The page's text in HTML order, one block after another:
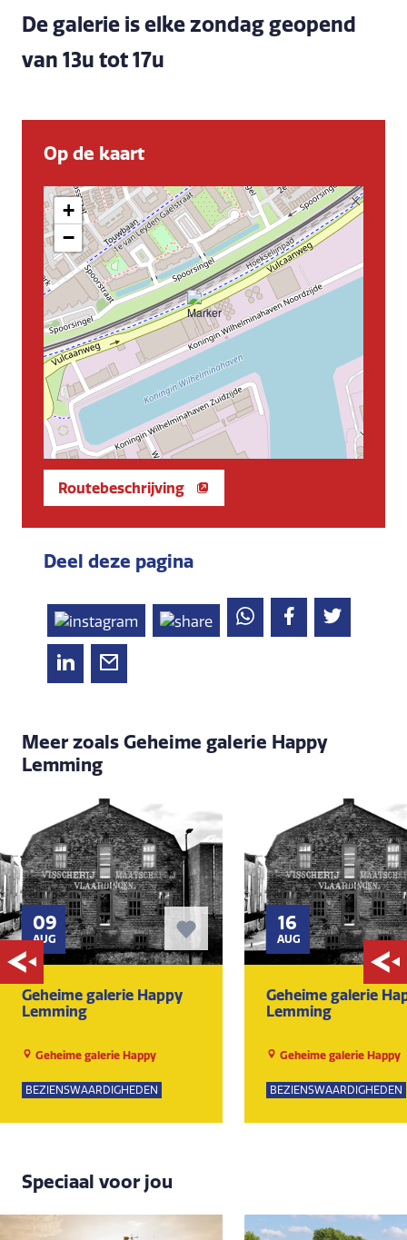
De galerie is elke zondag geopend
van 13u tot 17u
Op de kaart
+
−
Routebeschrijving
Deel deze pagina
Meer zoals Geheime galerie Happy
Lemming
09
AUG
Geheime galerie Happy
Lemming
Geheime galerie Happy
BEZIENSWAARDIGHEDEN
16
AUG
Geheime galerie
Lemming
Geheime galerie Happy
BEZIENSWAARDIGHEDEN
Speciaal voor jou